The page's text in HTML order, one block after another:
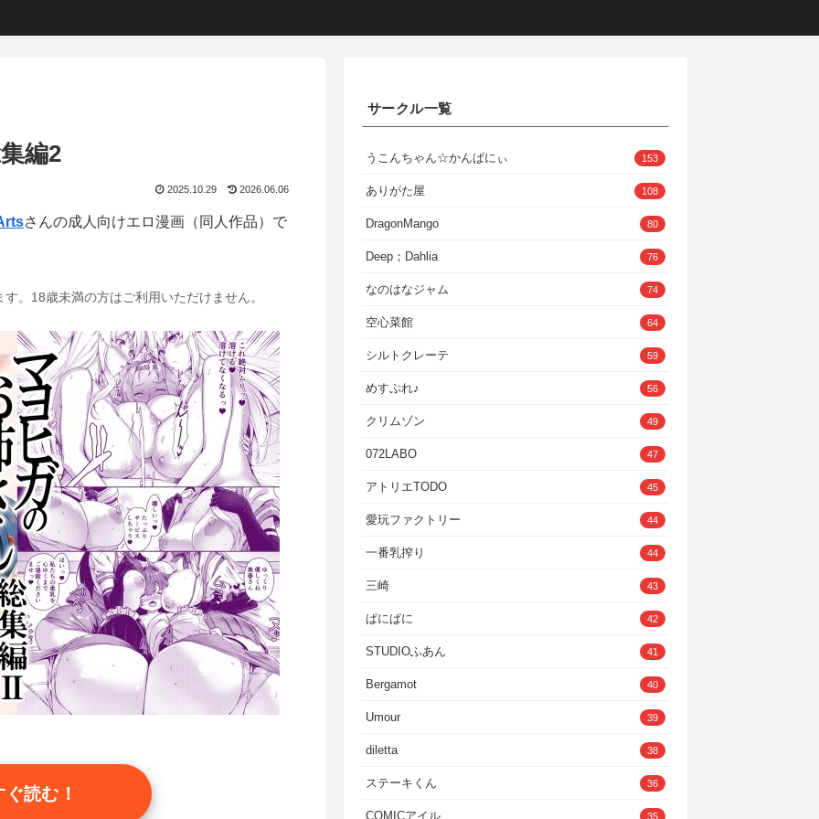
編2
2025.10.29 2026.06.06
さんの成人向けエロ漫画（同人作品）で
。18歳未満の方はご利用いただけません。
ぐ読む！
サークル一覧
うこんちゃん☆かんぱにぃ 153
ありがた屋 108
DragonMango 80
Deep；Dahlia 76
なのはなジャム 74
空心菜館 64
シルトクレーテ 59
めすぷれ♪ 56
クリムゾン 49
072LABO 47
アトリエTODO 45
愛玩ファクトリー 44
一番乳搾り 44
三崎 43
ぱにぱに 42
STUDIOふあん 41
Bergamot 40
Umour 39
diletta 38
ステーキくん 36
COMICアイル 35